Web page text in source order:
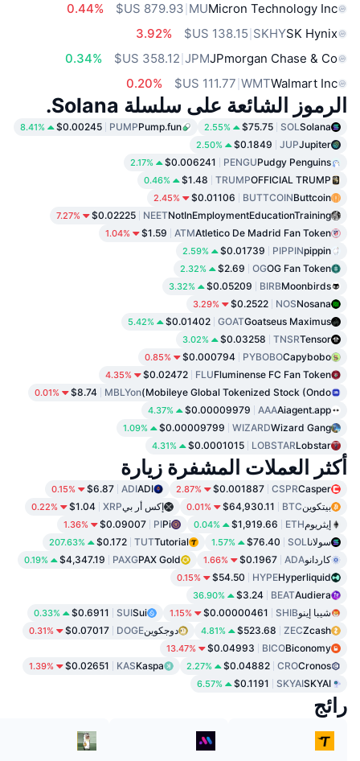
Micron Technology Inc
MU
0.44%
SK Hynix
SKHY
3.92%
JPmorgan Chase & Co
JPM
0.34%
Walmart Inc
WMT
0.20%
الرموز الشائعة على سلسلة Solana.
Solana
SOL
$75.75
2.55%
Pump.fun
PUMP
$0.00245
8.41%
Jupiter
JUP
$0.1849
2.50%
Pudgy Penguins
PENGU
$0.006241
2.17%
OFFICIAL TRUMP
TRUMP
$1.48
0.46%
Buttcoin
BUTTCOIN
$0.01106
2.45%
NotInEmploymentEducationTraining
NEET
$0.02225
7.27%
Atletico De Madrid Fan Token
ATM
$1.59
1.04%
pippin
PIPPIN
$0.01739
2.59%
OG Fan Token
OG
$2.69
2.32%
Moonbirds
BIRB
$0.05209
3.32%
Nosana
NOS
$0.2522
3.29%
Goatseus Maximus
GOAT
$0.01402
5.42%
Tensor
TNSR
$0.03258
3.02%
Capybobo
PYBOBO
$0.000794
0.85%
Fluminense FC Fan Token
FLU
$0.02472
4.35%
Mobileye Global Tokenized Stock (Ondo)
MBLYon
$8.74
0.01%
Aiagent.app
AAA
$0.00009979
4.37%
Wizard Gang
WIZARD
$0.00009799
1.09%
Lobstar
LOBSTAR
$0.0001015
4.31%
أكثر العملات المشفرة زيارة
Casper
CSPR
$0.001887
2.87%
ADI
ADI
$6.87
0.15%
بيتكوينBTC
$64,930.11
0.01% إكس أر بيXRP
$1.04
0.22%
إيثريومETH
$1,919.66
0.04%
Pi
PI
$0.09007
1.36%
سولاناSOL
$76.40
1.57%
Tutorial
TUT
$0.172
207.63%
كاردانوADA
$0.1967
1.66%
PAX Gold
PAXG
$4,347.19
0.19%
Hyperliquid
HYPE
$54.50
0.15%
Audiera
BEAT
$3.24
36.90%
شيبا إينوSHIB
$0.00000461
1.15%
Sui
SUI
$0.6911
0.33%
Zcash
ZEC
$523.68
4.81% دوجكوينDOGE
$0.07017
0.31%
Biconomy
BICO
$0.04993
13.47%
Cronos
CRO
$0.04882
2.27%
Kaspa
KAS
$0.02651
1.39%
SKYAI
SKYAI
$0.1191
6.57%
رائج